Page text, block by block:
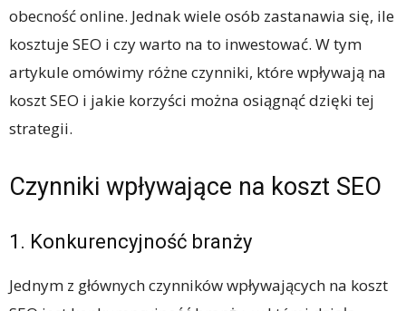
obecność online. Jednak wiele osób zastanawia się, ile
kosztuje SEO i czy warto na to inwestować. W tym
artykule omówimy różne czynniki, które wpływają na
koszt SEO i jakie korzyści można osiągnąć dzięki tej
strategii.
Czynniki wpływające na koszt SEO
1. Konkurencyjność branży
Jednym z głównych czynników wpływających na koszt